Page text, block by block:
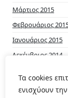
Τα cookies
ενισχύουν
Μάρτιος 2015
Φεβρουάριος
Ιανουάριος 2015
Δεκέμβριος 2014